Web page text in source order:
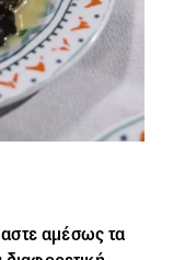
αμέσως τα